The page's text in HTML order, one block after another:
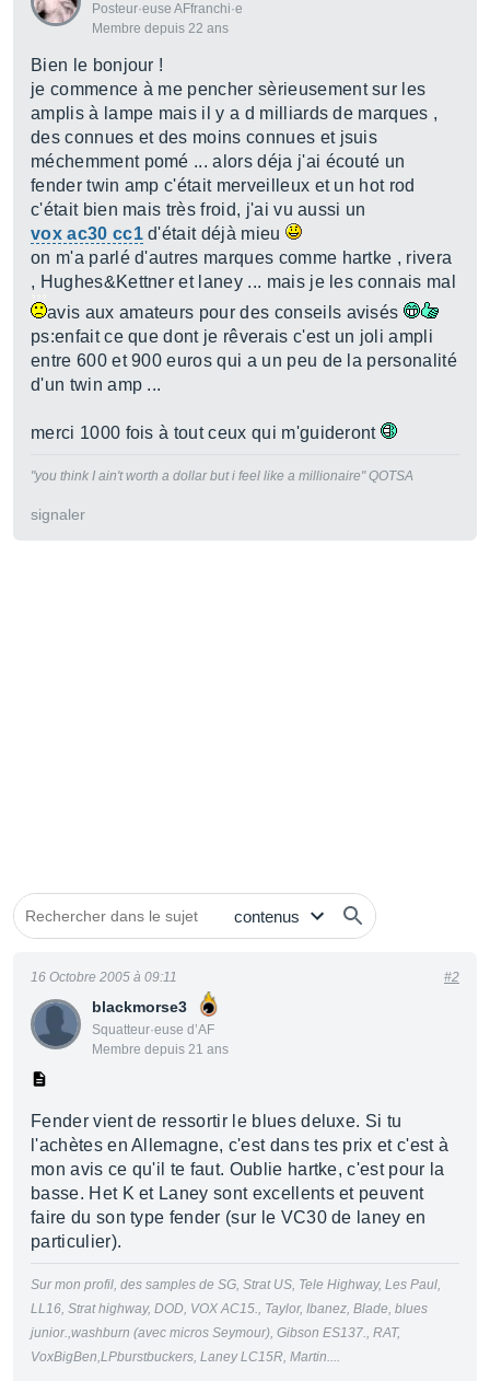
Posteur·euse AFfranchi·e
Membre depuis 22 ans
Bien le bonjour !
je commence à me pencher sèrieusement sur les
amplis à lampe mais il y a d milliards de marques ,
des connues et des moins connues et jsuis
méchemment pomé ... alors déja j'ai écouté un
fender twin amp c'était merveilleux et un hot rod
c'était bien mais très froid, j'ai vu aussi un
vox ac30 cc1d'était déjà mieu
on m'a parlé d'autres marques comme hartke , rivera
, Hughes&Kettner et laney ... mais je les connais mal
avis aux amateurs pour des conseils avisés
ps:enfait ce que dont je rêverais c'est un joli ampli
entre 600 et 900 euros qui a un peu de la personalité
d'un twin amp ...
merci 1000 fois à tout ceux qui m'guideront
"you think I ain't worth a dollar but i feel like a millionaire" QOTSA
signaler
blackmorse3
Squatteur·euse d’AF
Membre depuis 21 ans
16 Octobre 2005 à 09:11 #2
Fender vient de ressortir le blues deluxe. Si tu
l'achètes en Allemagne, c'est dans tes prix et c'est à
mon avis ce qu'il te faut. Oublie hartke, c'est pour la
basse. Het K et Laney sont excellents et peuvent
faire du son type fender (sur le VC30 de laney en
particulier).
Sur mon profil, des samples de SG, Strat US, Tele Highway, Les Paul,
LL16, Strat highway, DOD, VOX AC15., Taylor, Ibanez, Blade, blues
junior.,washburn (avec micros Seymour), Gibson ES137., RAT,
VoxBigBen,LPburstbuckers, Laney LC15R, Martin....